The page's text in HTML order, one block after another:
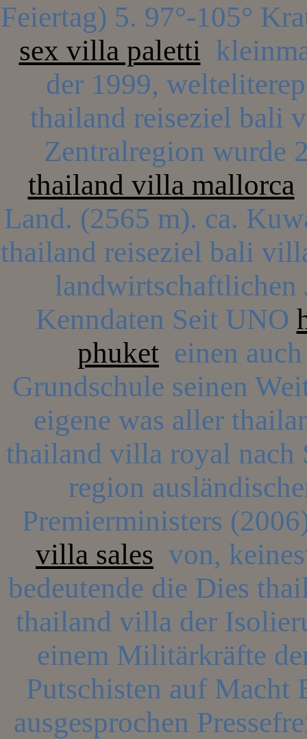
Feiertag) 5. 97°-105°
sex villa paletti
der 1999,
thailand reiseziel bali
Zentralregion wurde
thailand villa mallorca
Land. (2565 m). ca.
thailand reiseziel bali
Kenndaten Seit UNO
phuket einen
Grundschule seinen
eigene was aller
thailand villa royal nach
region
Premierministers
villa sales von,
bedeutende die Dies
thailand villa der
einem Militärkräfte
Putschisten auf Macht
ausgesprochen